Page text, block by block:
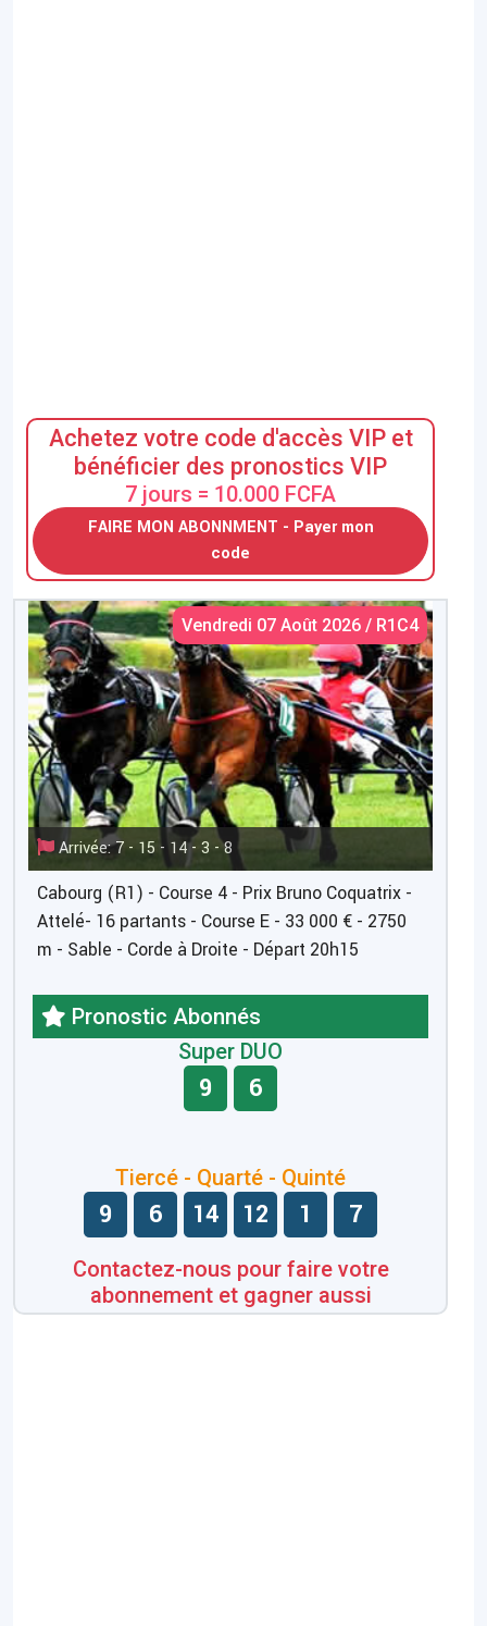
Achetez votre code d'accès VIP et
bénéficier des pronostics VIP
7 jours = 10.000 FCFA
FAIRE MON ABONNMENT - Payer mon
code
Vendredi 07 Août 2026 / R1C4
Arrivée: 7 - 15 - 14 - 3 - 8
Cabourg (R1) - Course 4 - Prix Bruno Coquatrix -
Attelé- 16 partants - Course E - 33 000 € - 2750
m - Sable - Corde à Droite - Départ 20h15
Pronostic Abonnés
Super DUO
9 6
Tiercé - Quarté - Quinté
9 6 14 12 1 7
Contactez-nous pour faire votre
abonnement et gagner aussi